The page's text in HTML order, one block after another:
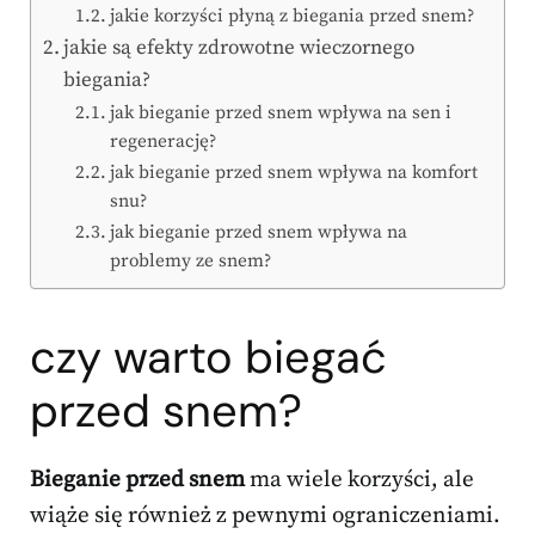
jakie korzyści płyną z biegania przed snem?
jakie są efekty zdrowotne wieczornego
biegania?
jak bieganie przed snem wpływa na sen i
regenerację?
jak bieganie przed snem wpływa na komfort
snu?
jak bieganie przed snem wpływa na
problemy ze snem?
czy warto biegać
przed snem?
Bieganie przed snemma wiele korzyści, ale
wiąże się również z pewnymi ograniczeniami.